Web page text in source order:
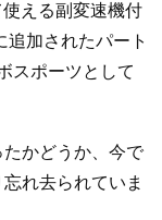
える副変速機付
追加されたパート
スポーツとして
たかどうか、今で
れ去られていま